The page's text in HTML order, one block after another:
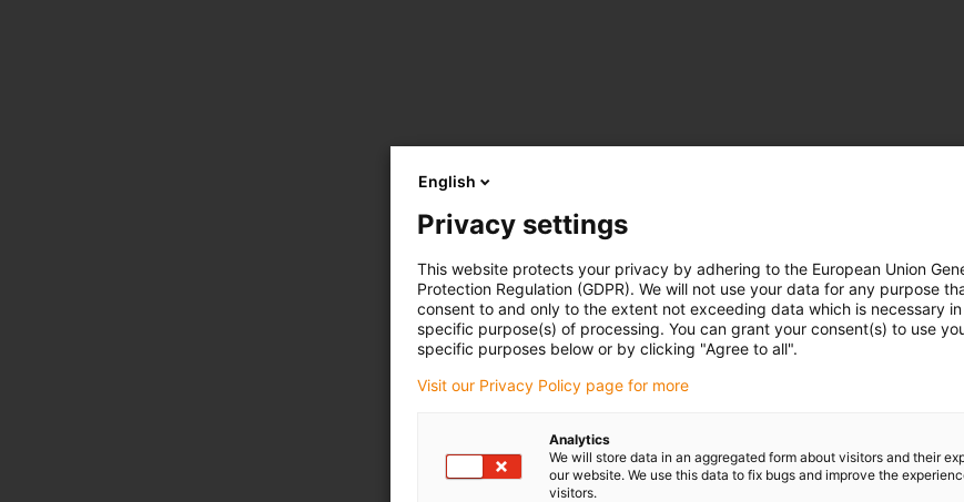
English
Privacy settings
This website protects your privacy by adhering to the European Union
Protection Regulation (GDPR). We will not use your data for any purpose
consent to and only to the extent not exceeding data which is necessary
specific purpose(s) of processing. You can grant your consent(s) to use
specific purposes below or by clicking "Agree to all".
Visit our Privacy Policy page for more
Analytics
We will store data in an aggregated form about visitors and their
our website. We use this data to fix bugs and improve the
visitors.